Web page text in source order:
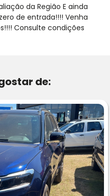
da Região E ainda
de entrada!!!! Venha
Consulte condições
de: